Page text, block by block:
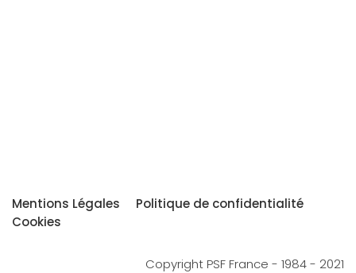
Mentions Légales
Politique de confidentialité
Cookies
Copyright PSF France - 1984 - 2021